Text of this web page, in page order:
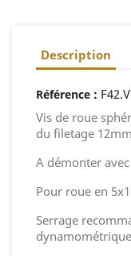
Description
Référence :
Vis de roue
du filetage
A démonter
Pour roue en
Serrage
dynamométrique